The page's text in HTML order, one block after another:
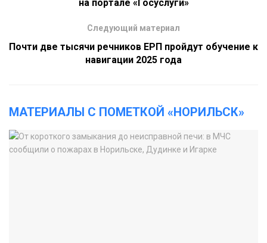
на портале «Госуслуги»
Следующий материал
Почти две тысячи речников ЕРП пройдут обучение к
навигации 2025 года
МАТЕРИАЛЫ С ПОМЕТКОЙ «НОРИЛЬСК»